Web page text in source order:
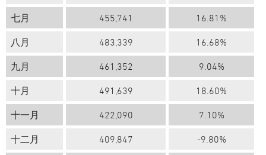
七月 455,741 16.81%
八月 483,339 16.68%
九月 461,352 9.04%
十月 491,639 18.60%
十一月 422,090 7.10%
十二月 409,847 -9.80%